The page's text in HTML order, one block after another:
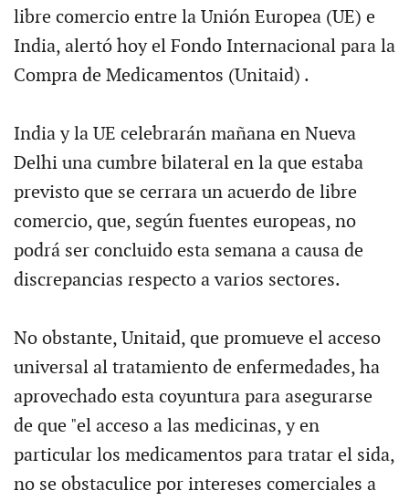
libre comercio entre la Unión Europea (UE) e
India, alertó hoy el Fondo Internacional para la
Compra de Medicamentos (Unitaid) .
India y la UE celebrarán mañana en Nueva
Delhi una cumbre bilateral en la que estaba
previsto que se cerrara un acuerdo de libre
comercio, que, según fuentes europeas, no
podrá ser concluido esta semana a causa de
discrepancias respecto a varios sectores.
No obstante, Unitaid, que promueve el acceso
universal al tratamiento de enfermedades, ha
aprovechado esta coyuntura para asegurarse
de que "el acceso a las medicinas, y en
particular los medicamentos para tratar el sida,
no se obstaculice por intereses comerciales a